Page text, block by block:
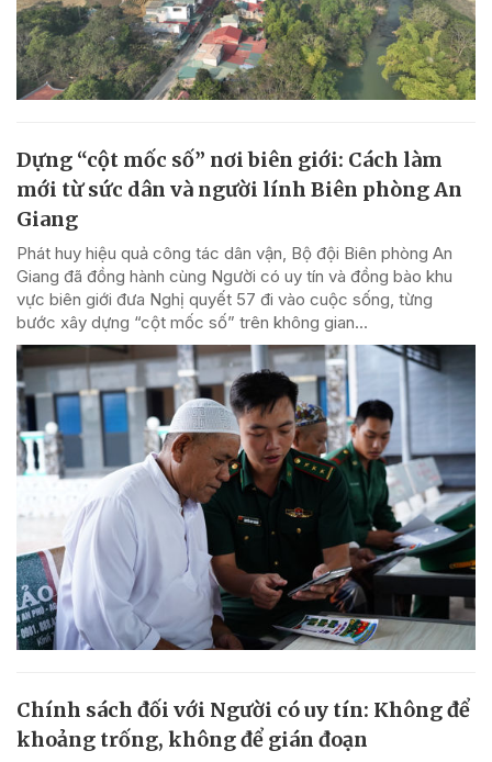
Dựng “cột mốc số” nơi biên giới: Cách làm
mới từ sức dân và người lính Biên phòng An
Giang
Phát huy hiệu quả công tác dân vận, Bộ đội Biên phòng An
Giang đã đồng hành cùng Người có uy tín và đồng bào khu
vực biên giới đưa Nghị quyết 57 đi vào cuộc sống, từng
bước xây dựng “cột mốc số” trên không gian...
Chính sách đối với Người có uy tín: Không để
khoảng trống, không để gián đoạn